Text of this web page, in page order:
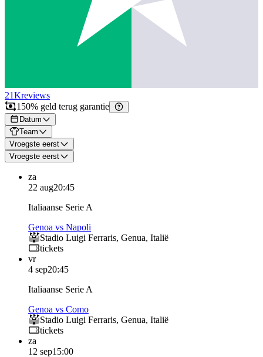
21Kreviews
150% geld terug garantie
Datum
Team
Vroegste eerst
Vroegste eerst
za
22 aug20:45
Italiaanse Serie A
Genoa vs Napoli
Stadio Luigi Ferraris, Genua, Italië
tickets
vr
4 sep20:45
Italiaanse Serie A
Genoa vs Como
Stadio Luigi Ferraris, Genua, Italië
tickets
za
12 sep15:00